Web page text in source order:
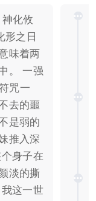
化攸
形之日
味着两
。 一强
咒一
去的噩
是弱的
推入深
身子在
淡的撕
这一世